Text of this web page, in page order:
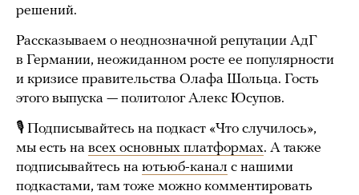
решений.
Рассказываем о неоднозначной репутации АдГ
в Германии, неожиданном росте ее популярности
и кризисе правительства Олафа Шольца. Гость
этого выпуска — политолог Алекс Юсупов.
🎙 Подписывайтесь на подкаст «Что случилось»,
мы есть на всех основных платформах. А также
подписывайтесь на ютьюб-канал с нашими
подкастами, там тоже можно комментировать